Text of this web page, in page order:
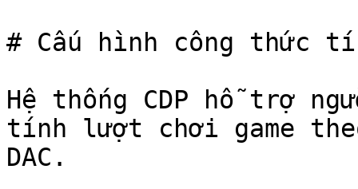
# Cấu hình công thức
Hệ thống CDP hỗ trợ
tính lượt chơi game
DAC.